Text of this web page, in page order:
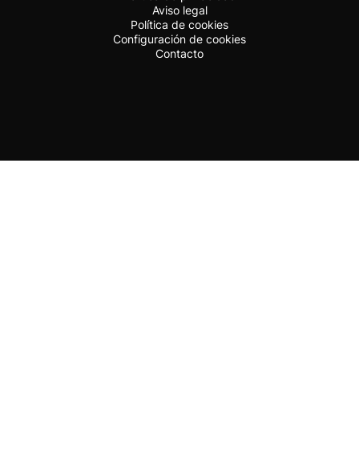
Aviso legal
Política de cookies
Configuración de cookies
Contacto